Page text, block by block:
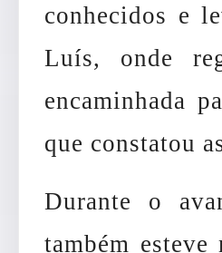
conhecidos e
Luís, onde
encaminhada
que constatou
Durante o
também